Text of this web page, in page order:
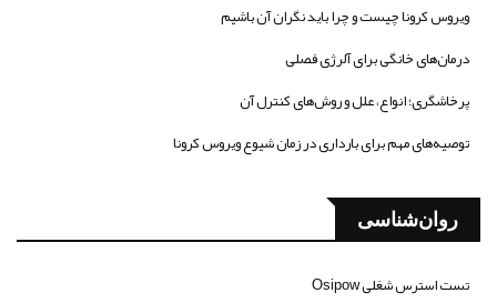
ویروس کرونا چیست و چرا باید نگران آن باشیم
درمان‌های خانگی برای آلرژی فصلی
پرخاشگری؛ انواع، علل و روش‌های کنترل آن
توصیه‌های مهم برای بارداری در زمان شیوع ویروس کرونا
روان‌شناسی
تست استرس شغلی Osipow